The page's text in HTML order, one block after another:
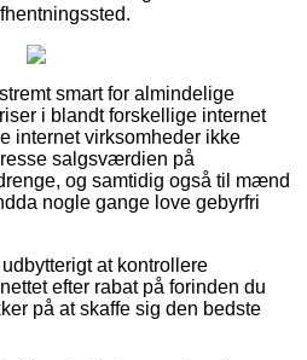
smart for almindelige
i blandt forskellige internet
internet virksomheder ikke
salgsværdien på
og samtidig også til mænd
nogle gange love gebyrfri
at kontrollere
efter rabat på forinden du
på at skaffe sig den bedste